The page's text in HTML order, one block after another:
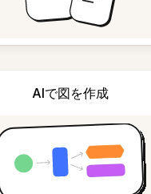
AIで図を作成